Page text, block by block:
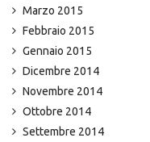
Marzo 2015
Febbraio 2015
Gennaio 2015
Dicembre 2014
Novembre 2014
Ottobre 2014
Settembre 2014